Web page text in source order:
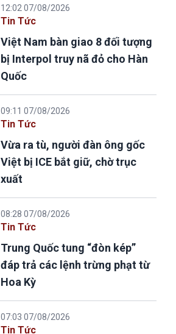
12:02 07/08/2026
Tin Tức
Việt Nam bàn giao 8 đối tượng
bị Interpol truy nã đỏ cho Hàn
Quốc
09:11 07/08/2026
Tin Tức
Vừa ra tù, người đàn ông gốc
Việt bị ICE bắt giữ, chờ trục
xuất
08:28 07/08/2026
Tin Tức
Trung Quốc tung “đòn kép”
đáp trả các lệnh trừng phạt từ
Hoa Kỳ
07:03 07/08/2026
Tin Tức